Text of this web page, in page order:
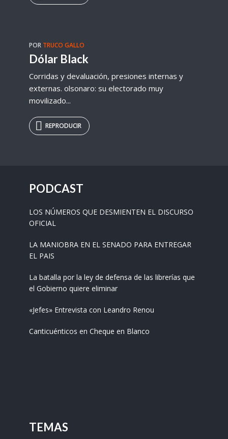
POR TRUCO GALLO
Dólar Black
Corridas y devaluación, presiones internas y
externas. olsonaro: su electorado muy
movilizado...
REPRODUCIR
PODCAST
LOS NÚMEROS QUE DESMIENTEN EL DISCURSO
OFICIAL
LA MANIOBRA EN EL SENADO PARA ENTREGAR
EL PAIS
La batalla por la ley de defensa de las librerías que
el Gobierno quiere eliminar
«Jefes» Entrevista con Leandro Renou
Canticuénticos en Cheque en Blanco
TEMAS